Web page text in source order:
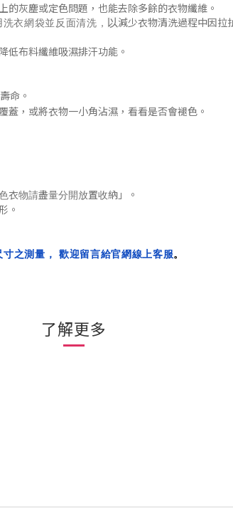
的灰塵或定色問題 ， 也能去除多餘的衣物纖維。
洗衣網袋並反面清洗 ， 以減少衣物清洗過程中因拉
低布料纖維吸濕排汗功能 。
命。
蓋，或將衣物一小角沾濕，看看是否會褪色 。
衣物請盡量分開放置收納 」 。
。
之測量， 歡迎留言給官網線上客服。
了解更多